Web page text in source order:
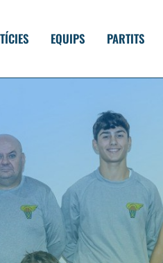
EQUIPS PARTITS